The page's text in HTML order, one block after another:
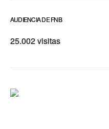
AUDIENCIA DE FNB
25.002 visitas